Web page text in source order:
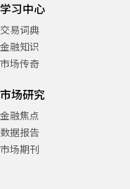
学习中心
交易词典
金融知识
市场传奇
市场研究
金融焦点
数据报告
市场期刊